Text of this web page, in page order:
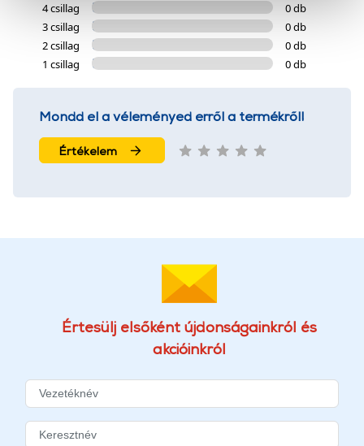
cookie-k személyazonosítására nem alkalmasak,
szolgáltatásaink biztosításához szükségesek. Az oldal
használatával Ön elfogadja a cookie-k használatát.
További információk:ÁSZFésAdatvédelem
4 csillag
0 db
3 csillag
0 db
2 csillag
0 db
1 csillag
0 db
Mondd el a véleményed erről a termékről!
Értékelem
Értesülj elsőként újdonságainkról és
akcióinkról